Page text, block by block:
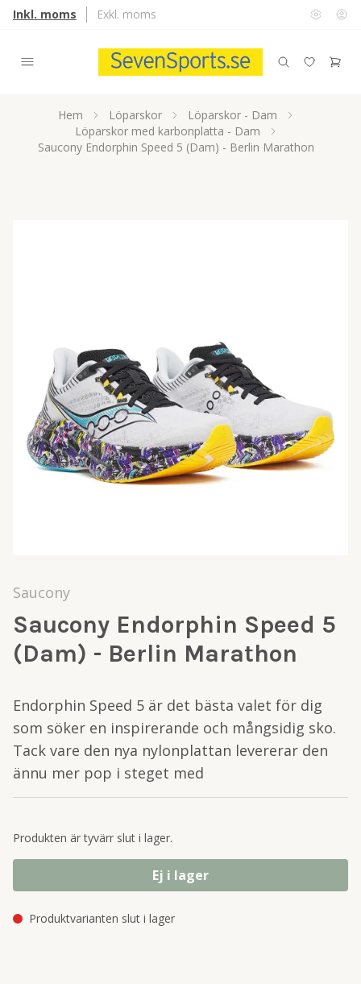
Inkl. moms Exkl. moms
Hem Löparskor
Löparskor - Dam
Löparskor med karbonplatta - Dam
Saucony Endorphin Speed 5 (Dam) - Berlin Marathon
Saucony
Saucony Endorphin Speed 5
(Dam) - Berlin Marathon
Endorphin Speed 5 är det bästa valet för dig
som söker en inspirerande och mångsidig sko.
Tack vare den nya nylonplattan levererar den
ännu mer pop i steget med
Produkten är tyvärr slut i lager.
Ej i lager
Produktvarianten slut i lager